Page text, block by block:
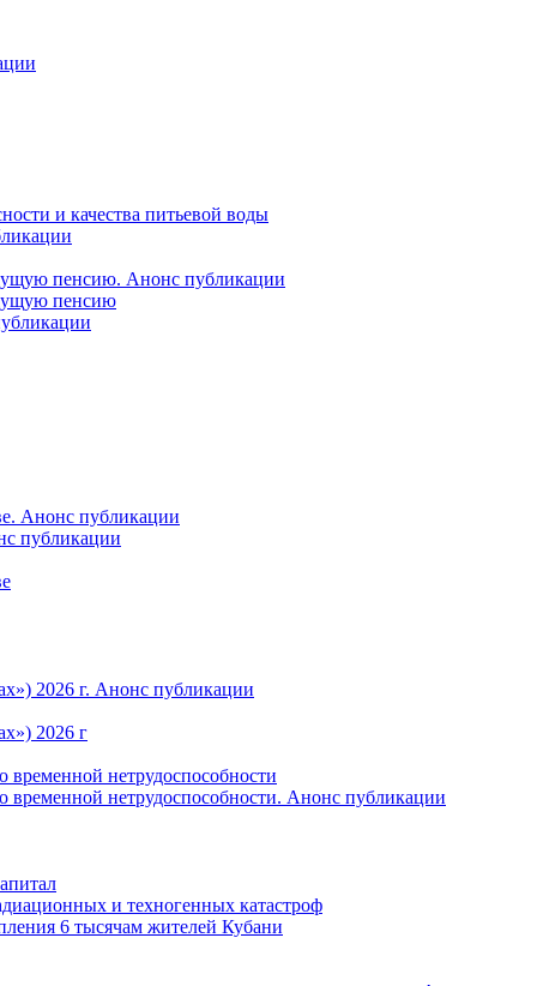
и качества питьевой воды
пенсию. Анонс публикации
пенсию
Анонс публикации
публикации
2026 г. Анонс публикации
2026 г
временной нетрудоспособности
временной нетрудоспособности. Анонс публикации
и техногенных катастроф
6 тысячам жителей Кубани